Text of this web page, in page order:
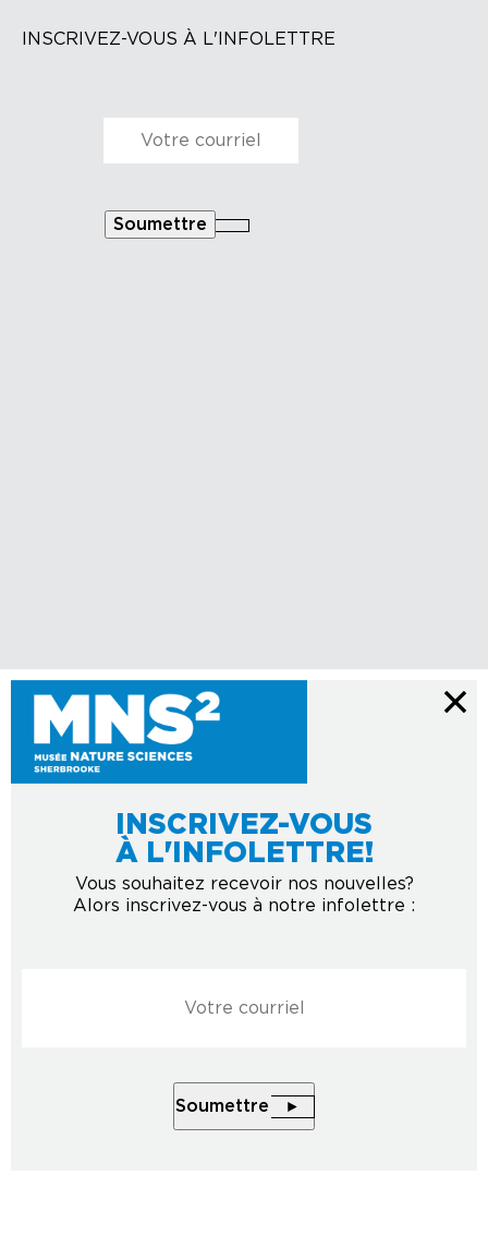
INSCRIVEZ-VOUS
À L'INFOLETTRE!
Vous souhaitez recevoir nos nouvelles?
Alors inscrivez-vous à notre infolettre :
Soumettre
INSCRIVEZ-VOUS À L'INFOLETTRE
Courriel *
Soumettre